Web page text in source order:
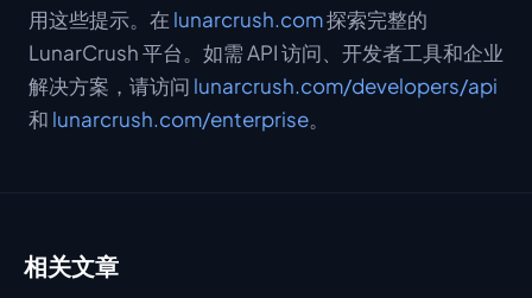
用这些提示。在 lunarcrush.com探索完整的
LunarCrush 平台。如需 API 访问、开发者工具和企业
解决方案，请访问 lunarcrush.com/developers/api
和 lunarcrush.com/enterprise。
相关文章